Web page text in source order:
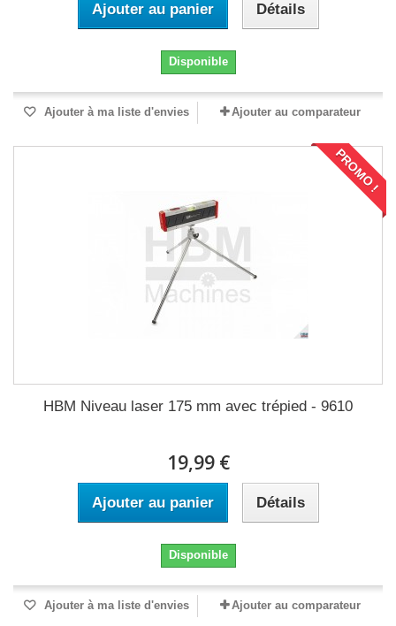
Ajouter au panier Détails
Disponible
Ajouter à ma liste d'envies Ajouter au comparateur
PROMO !
HBM Niveau laser 175 mm avec trépied - 9610
19,99 €
Ajouter au panier Détails
Disponible
Ajouter à ma liste d'envies Ajouter au comparateur